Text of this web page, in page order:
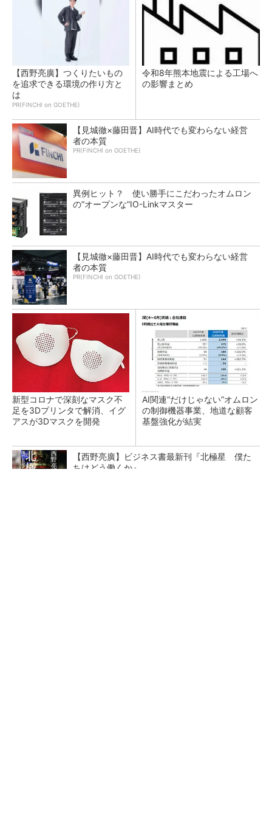
【西野亮廣】つくりたいもの
を追求できる環境の作り方と
は
PR(FINCHI on GOETHE)
令和8年熊本地震による工場へ
の影響まとめ
【見城徹×藤田晋】AI時代でも変わらない経営
者の本質
PR(FINCHI on GOETHE)
異例ヒット？ 使い勝手にこだわったオムロン
の“オープンな”IO-Linkマスター
【見城徹×藤田晋】AI時代でも変わらない経営
者の本質
PR(FINCHI on GOETHE)
新型コロナで深刻なマスク不
足を3Dプリンタで解消、イグ
アスが3Dマスクを開発
AI関連“だけじゃない”オムロン
の制御機器事業、地道な顧客
基盤強化が結実
【西野亮廣】ビジネス書最新刊『北極星 僕た
ちはどう働くか』